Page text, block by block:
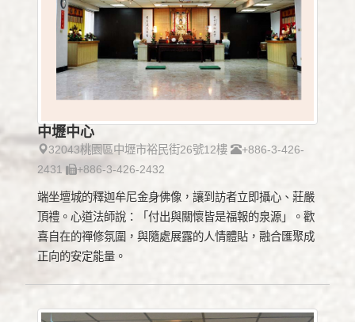
中壢中心
32043桃園區中壢市裕民街26號12樓
+886-3-426-
2431
+886-3-426-2432
端坐壇城的釋迦牟尼金身佛像，讓到訪者立即攝心、莊嚴
頂禮。心道法師說：「付出與關懷皆是福報的泉源」。歡
喜自在的禪修氛圍，與隨處展露的人情體貼，融合匯聚成
正向的安定能量。